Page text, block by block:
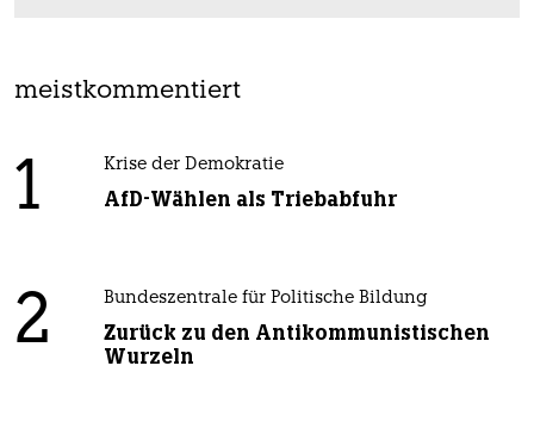
meistkommentiert
1 Krise der Demokratie
AfD-Wählen als Triebabfuhr
2 Bundeszentrale für Politische Bildung
Zurück zu den Antikommunistischen
Wurzeln